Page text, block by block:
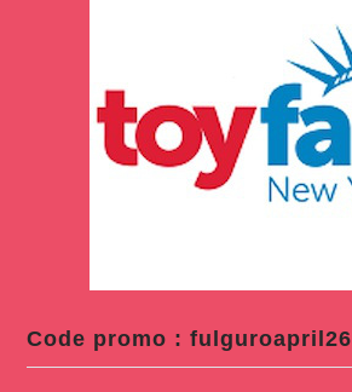
Code promo : fulguroapril26